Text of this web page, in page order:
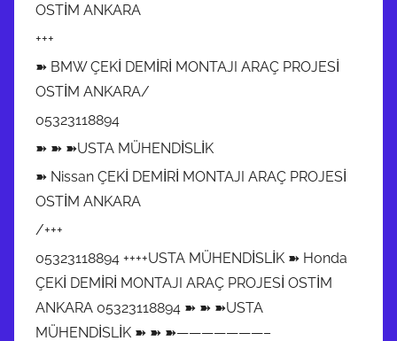
OSTİM ANKARA
+++
➽ BMW ÇEKİ DEMİRİ MONTAJI ARAÇ PROJESİ
OSTİM ANKARA/
05323118894
➽ ➽ ➽USTA MÜHENDİSLİK
➽ Nissan ÇEKİ DEMİRİ MONTAJI ARAÇ PROJESİ
OSTİM ANKARA
/+++
05323118894 ++++USTA MÜHENDİSLİK ➽ Honda
ÇEKİ DEMİRİ MONTAJI ARAÇ PROJESİ OSTİM
ANKARA 05323118894 ➽ ➽ ➽USTA
MÜHENDİSLİK ➽ ➽ ➽———————–